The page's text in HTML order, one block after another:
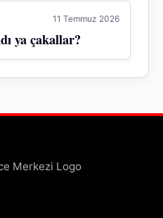
11 Temmuz 2026
ya çakallar?